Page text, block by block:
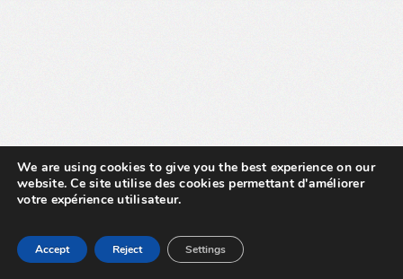
We are using cookies to give you the best experience on our
website. Ce site utilise des cookies permettant d'améliorer
votre expérience utilisateur.
Accept Reject Settings